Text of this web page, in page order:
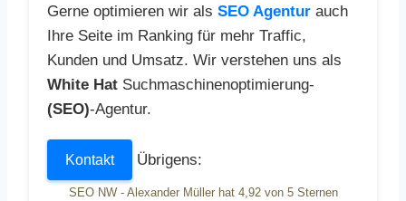
Gerne optimieren wir als SEO Agentur auch
Ihre Seite im Ranking für mehr Traffic,
Kunden und Umsatz. Wir verstehen uns als
White Hat Suchmaschinenoptimierung-
(SEO)-Agentur.
Kontakt Übrigens:
SEO NW - Alexander Müller hat 4,92von 5Sternen